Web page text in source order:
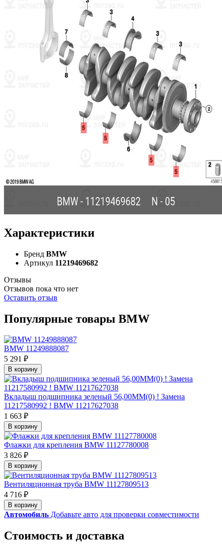
Характеристики
Бренд BMW
Артикул 11219469682
Отзывы
Отзывов пока что нет
Оставить отзыв
Популярные товары BMW
BMW 11249888087
5 291 ₽
В корзину
Вкладыш подшипника зеленый 56,00MM(0) ! Замена
11217580992 ! BMW 11217627038
1 663 ₽
В корзину
Флажки для крепления BMW 11127780008
3 826 ₽
В корзину
Вентиляционная труба BMW 11127809513
4 716 ₽
В корзину
Автомобиль Добавьте авто для проверки совместимости
Стоимость и доставка